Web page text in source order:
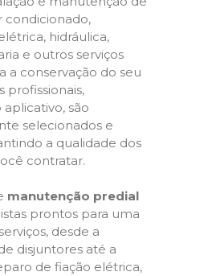
condicionado,
hidráulica,
e outros serviços
a conservação do seu
profissionais,
são
selecionados e
a qualidade dos
contratar.
manutenção predial
prontos para uma
desde a
disjuntores até a
de fiação elétrica,